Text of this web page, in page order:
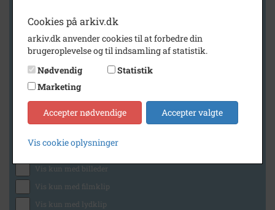
Arkiv
Stevns Lokalhistoriske Arkiv
Generelt
Vis kun med billeder
Vis kun med filmklip
Vis kun med lydklip
Cookies på arkiv.dk
arkiv.dk anvender cookies til at forbedre din
brugeroplevelse og til indsamling af statistik.
Nødvendig
Statistik
Marketing
Accepter nødvendige Accepter valgte
Vis cookie oplysninger